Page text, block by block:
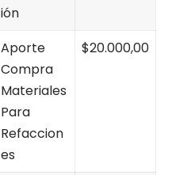
ión
Aporte
Compra
Materiales
Para
Refaccion
es
$20.000,00